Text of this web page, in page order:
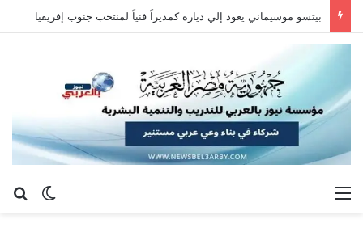
بيتسو موسيماني يعود إلي دياره كمديراً فنياً لمنتخب جنوب إفريقيا
الوضع القائمة